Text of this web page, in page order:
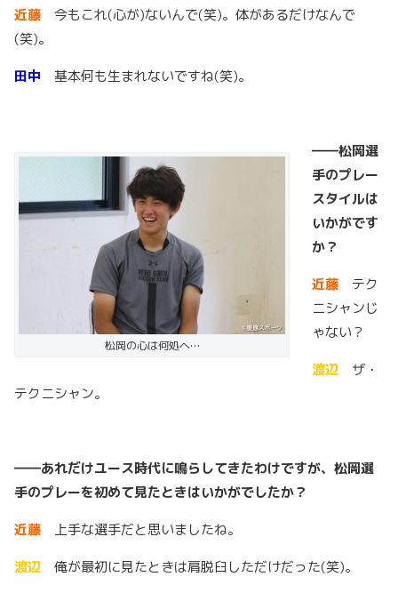
近藤
今もこれ(心が)ないんで(笑)。体があるだけなんで
(笑)。
田中
基本何も生まれないですね(笑)。
松岡の心は何処へ…
――松岡選
手のプレー
スタイルは
いかがです
か？
近藤
テク
ニシャンじ
ゃない？
渡辺
ザ・
テクニシャン。
――あれだけユース時代に鳴らしてきたわけですが、松岡選
手のプレーを初めて見たときはいかがでしたか？
近藤
上手な選手だと思いましたね。
渡辺
俺が最初に見たときは肩脱臼しただけだった(笑)。